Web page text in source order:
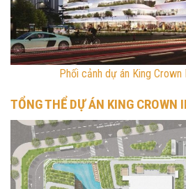
Phối cảnh dự án King
TỔNG THỂ DỰ ÁN KING CROWN